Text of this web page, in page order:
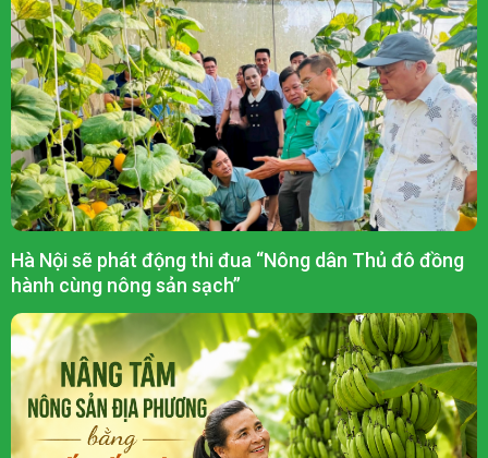
Hà Nội sẽ phát động thi đua “Nông dân Thủ đô đồng
hành cùng nông sản sạch”